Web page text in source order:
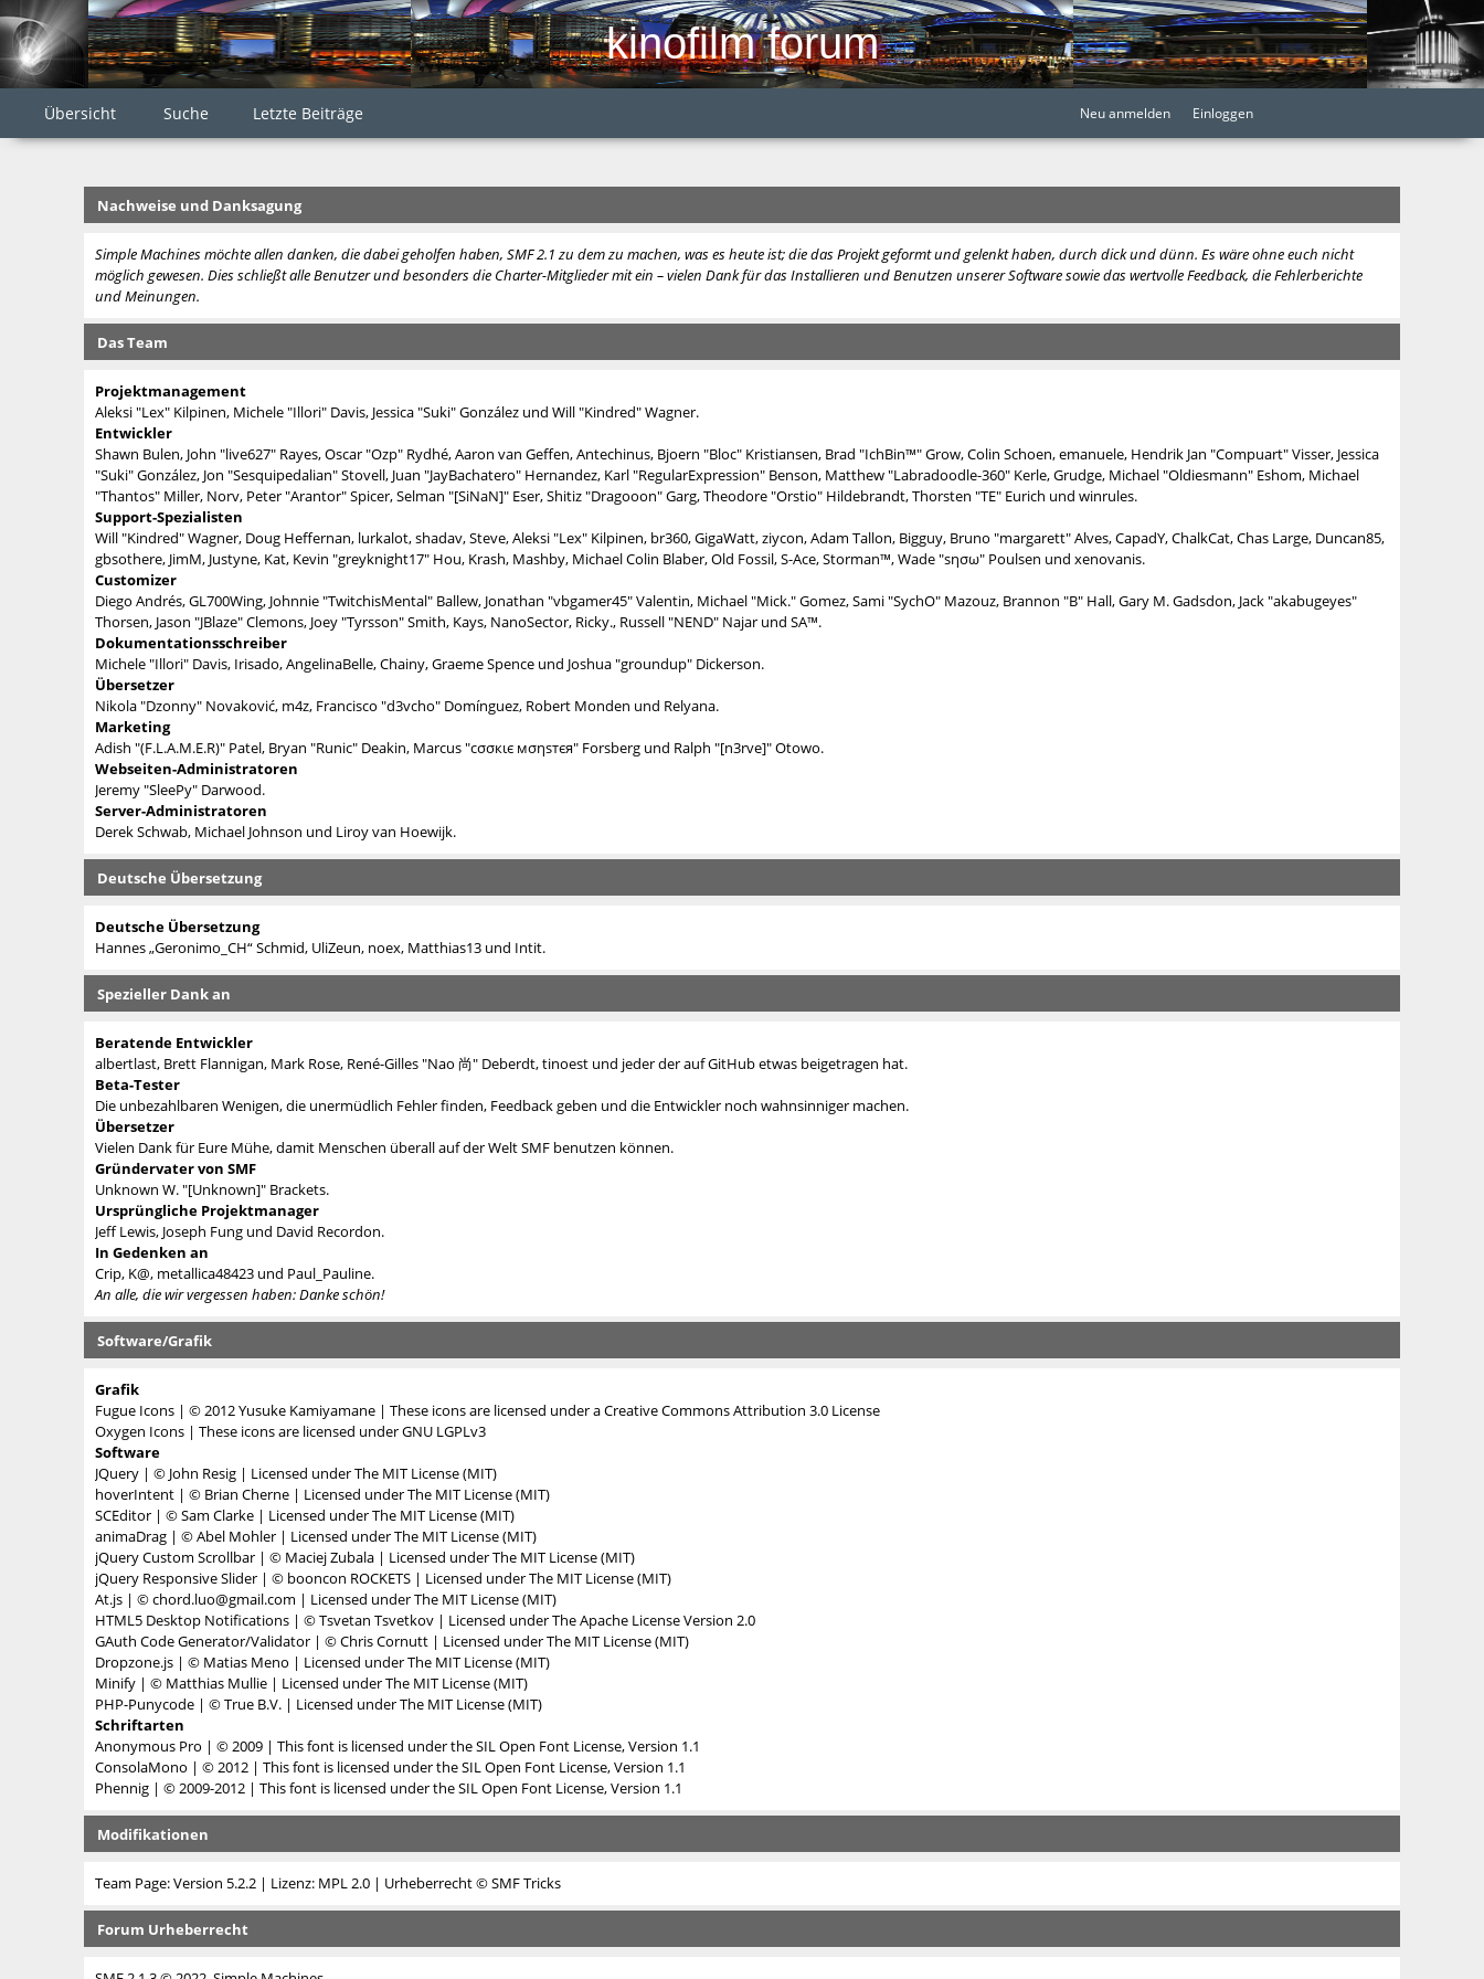
kinofilm forum
Übersicht Suche Letzte Beiträge Neu anmelden Einloggen
Nachweise und Danksagung
Simple Machines möchte allen danken, die dabei geholfen haben, SMF 2.1 zu dem zu machen, was es heute ist; die das Projekt geformt und gelenkt haben, durch dick und dünn. Es wäre ohne euch nicht
möglich gewesen. Dies schließt alle Benutzer und besonders die Charter-Mitglieder mit ein – vielen Dank für das Installieren und Benutzen unserer Software sowie das wertvolle Feedback, die Fehlerberichte
und Meinungen.
Das Team
Projektmanagement
Aleksi "Lex" Kilpinen, Michele "Illori" Davis, Jessica "Suki" González und Will "Kindred" Wagner.
Entwickler
Shawn Bulen, John "live627" Rayes, Oscar "Ozp" Rydhé, Aaron van Geffen, Antechinus, Bjoern "Bloc" Kristiansen, Brad "IchBin™" Grow, Colin Schoen, emanuele, Hendrik Jan "Compuart" Visser, Jessica
"Suki" González, Jon "Sesquipedalian" Stovell, Juan "JayBachatero" Hernandez, Karl "RegularExpression" Benson, Matthew "Labradoodle-360" Kerle, Grudge, Michael "Oldiesmann" Eshom, Michael
"Thantos" Miller, Norv, Peter "Arantor" Spicer, Selman "[SiNaN]" Eser, Shitiz "Dragooon" Garg, Theodore "Orstio" Hildebrandt, Thorsten "TE" Eurich und winrules.
Support-Spezialisten
Will "Kindred" Wagner, Doug Heffernan, lurkalot, shadav, Steve, Aleksi "Lex" Kilpinen, br360, GigaWatt, ziycon, Adam Tallon, Bigguy, Bruno "margarett" Alves, CapadY, ChalkCat, Chas Large, Duncan85,
gbsothere, JimM, Justyne, Kat, Kevin "greyknight17" Hou, Krash, Mashby, Michael Colin Blaber, Old Fossil, S-Ace, Storman™, Wade "sησω" Poulsen und xenovanis.
Customizer
Diego Andrés, GL700Wing, Johnnie "TwitchisMental" Ballew, Jonathan "vbgamer45" Valentin, Michael "Mick." Gomez, Sami "SychO" Mazouz, Brannon "B" Hall, Gary M. Gadsdon, Jack "akabugeyes"
Thorsen, Jason "JBlaze" Clemons, Joey "Tyrsson" Smith, Kays, NanoSector, Ricky., Russell "NEND" Najar und SA™.
Dokumentationsschreiber
Michele "Illori" Davis, Irisado, AngelinaBelle, Chainy, Graeme Spence und Joshua "groundup" Dickerson.
Übersetzer
Nikola "Dzonny" Novaković, m4z, Francisco "d3vcho" Domínguez, Robert Monden und Relyana.
Marketing
Adish "(F.L.A.M.E.R)" Patel, Bryan "Runic" Deakin, Marcus "cσσкιє мσηѕтєя" Forsberg und Ralph "[n3rve]" Otowo.
Webseiten-Administratoren
Jeremy "SleePy" Darwood.
Server-Administratoren
Derek Schwab, Michael Johnson und Liroy van Hoewijk.
Deutsche Übersetzung
Deutsche Übersetzung
Hannes „Geronimo_CH“ Schmid, UliZeun, noex, Matthias13 und Intit.
Spezieller Dank an
Beratende Entwickler
albertlast, Brett Flannigan, Mark Rose, René-Gilles "Nao 尚" Deberdt, tinoest und jeder derauf GitHub etwas beigetragen hat.
Beta-Tester
Die unbezahlbaren Wenigen, die unermüdlich Fehler finden, Feedback geben und die Entwickler noch wahnsinniger machen.
Übersetzer
Vielen Dank für Eure Mühe, damit Menschen überall auf der Welt SMF benutzen können.
Gründervater von SMF
Unknown W. "[Unknown]" Brackets.
Ursprüngliche Projektmanager
Jeff Lewis, Joseph Fung und David Recordon.
In Gedenken an
Crip, K@, metallica48423 und Paul_Pauline.
An alle, die wir vergessen haben: Danke schön!
Software/Grafik
Grafik
Fugue Icons | © 2012 Yusuke Kamiyamane | These icons are licensed under a Creative Commons Attribution 3.0 License
Oxygen Icons | These icons are licensed underGNU LGPLv3
Software
JQuery | © John Resig | Licensed underThe MIT License (MIT)
hoverIntent | © Brian Cherne | Licensed underThe MIT License (MIT)
SCEditor | © Sam Clarke | Licensed underThe MIT License (MIT)
animaDrag | © Abel Mohler | Licensed underThe MIT License (MIT)
jQuery Custom Scrollbar | © Maciej Zubala | Licensed underThe MIT License (MIT)
jQuery Responsive Slider | © booncon ROCKETS | Licensed underThe MIT License (MIT)
At.js | © chord.luo@gmail.com | Licensed underThe MIT License (MIT)
HTML5 Desktop Notifications | © Tsvetan Tsvetkov | Licensed underThe Apache License Version 2.0
GAuth Code Generator/Validator | © Chris Cornutt | Licensed underThe MIT License (MIT)
Dropzone.js | © Matias Meno | Licensed underThe MIT License (MIT)
Minify | © Matthias Mullie | Licensed underThe MIT License (MIT)
PHP-Punycode | © True B.V. | Licensed underThe MIT License (MIT)
Schriftarten
Anonymous Pro | © 2009 | This font is licensed under the SIL Open Font License, Version 1.1
ConsolaMono | © 2012 | This font is licensed under the SIL Open Font License, Version 1.1
Phennig | © 2009-2012 | This font is licensed under the SIL Open Font License, Version 1.1
Modifikationen
Team Page: Version 5.2.2 | Lizenz: MPL 2.0 | Urheberrecht © SMF Tricks
Forum Urheberrecht